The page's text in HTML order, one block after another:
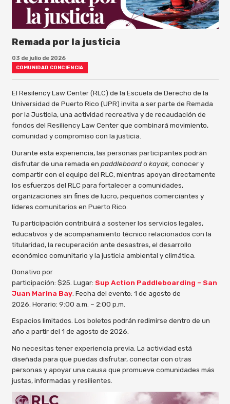
Remada por la justicia
03 de julio de 2026
COMUNIDAD CONCIENCIA
El Resilency Law Center (RLC) de la Escuela de Derecho de la
Universidad de Puerto Rico (UPR) invita a ser parte de Remada
por la Justicia, una actividad recreativa y de recaudación de
fondos del Resiliency Law Center que combinará movimiento,
comunidad y compromiso con la justicia.
Durante esta experiencia, las personas participantes podrán
disfrutar de una remada en paddleboardo kayak, conocer y
compartir con el equipo del RLC, mientras apoyan directamente
los esfuerzos del RLC para fortalecer a comunidades,
organizaciones sin fines de lucro, pequeños comerciantes y
líderes comunitarios en Puerto Rico.
Tu participación contribuirá a sostener los servicios legales,
educativos y de acompañamiento técnico relacionados con la
titularidad, la recuperación ante desastres, el desarrollo
económico comunitario y la justicia ambiental y climática.
Donativo por
participación: $25. Lugar: Sup Action Paddleboarding – San
Juan Marina Bay. Fecha del evento: 1 de agosto de
2026. Horario: 9:00 a.m. – 2:00 p.m.
Espacios limitados. Los boletos podrán redimirse dentro de un
año a partir del 1 de agosto de 2026.
No necesitas tener experiencia previa. La actividad está
diseñada para que puedas disfrutar, conectar con otras
personas y apoyar una causa que promueve comunidades más
justas, informadas y resilientes.